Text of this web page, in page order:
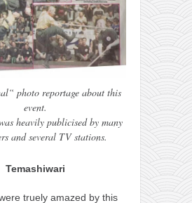
photo reportage about this
event.
heavily publicised by many
and several TV stations.
Temashiwari
truely amazed by this